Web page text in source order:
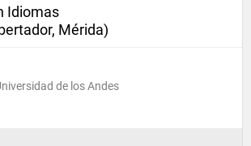
Idiomas
Mérida)
de los Andes